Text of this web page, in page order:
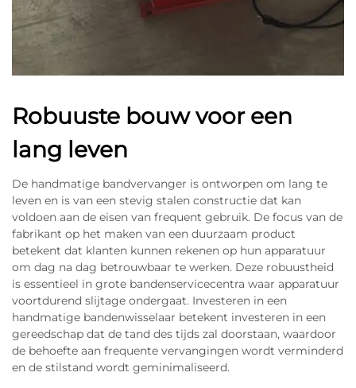
Robuuste bouw voor een
lang leven
De handmatige bandvervanger is ontworpen om lang te
leven en is van een stevig stalen constructie dat kan
voldoen aan de eisen van frequent gebruik. De focus van de
fabrikant op het maken van een duurzaam product
betekent dat klanten kunnen rekenen op hun apparatuur
om dag na dag betrouwbaar te werken. Deze robuustheid
is essentieel in grote bandenservicecentra waar apparatuur
voortdurend slijtage ondergaat. Investeren in een
handmatige bandenwisselaar betekent investeren in een
gereedschap dat de tand des tijds zal doorstaan, waardoor
de behoefte aan frequente vervangingen wordt verminderd
en de stilstand wordt geminimaliseerd.